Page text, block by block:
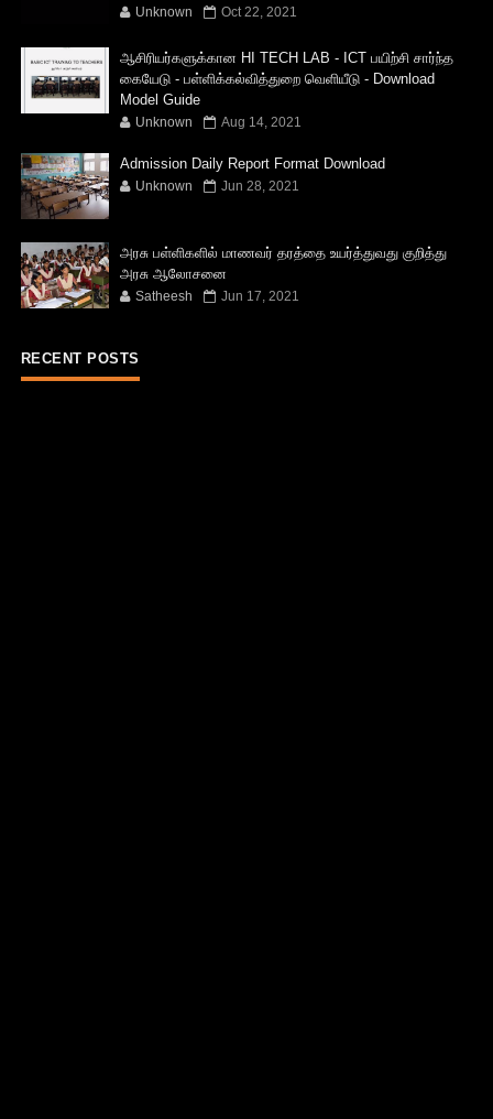
Unknown Oct 22, 2021
ஆசிரியர்களுக்கான HI TECH LAB - ICT பயிற்சி சார்ந்த
கையேடு - பள்ளிக்கல்வித்துறை வெளியீடு - Download
Model Guide
Unknown Aug 14, 2021
Admission Daily Report Format Download
Unknown Jun 28, 2021
அரசு பள்ளிகளில் மாணவர் தரத்தை உயர்த்துவது குறித்து
அரசு ஆலோசனை
Satheesh Jun 17, 2021
RECENT POSTS